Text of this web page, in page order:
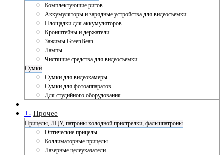
Комплектующие ригов
Аккумуляторы и зарядные устройства для видеосъемки
Площадки для аккумуляторов
Кронштейны и держатели
Зажимы GreenBean
Лампы
Чистящие средства для видеосъемки
Сумки
Сумки для видеокамеры
Сумки для фотоаппаратов
Для студийного оборудования
+- Прочее
Прицелы, ЛЦУ, патроны холодной пристрелки, фальшпатроны
Оптические прицелы
Коллиматорные прицелы
Лазерные целеуказатели